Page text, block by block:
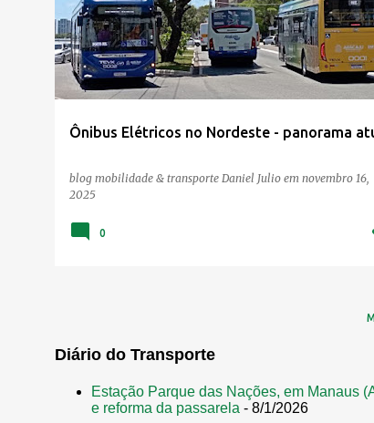
Ônibus Elétricos no Nordeste - panorama
blog mobilidade & transporte Daniel Julio em novembro 16,
2025
0
Diário do Transporte
Estação Parque das Nações, em Manaus
e reforma da passarela - 8/1/2026